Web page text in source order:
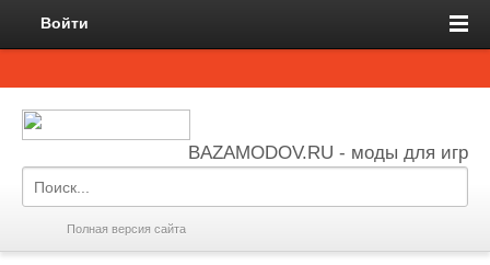
Войти
BAZAMODOV.RU - моды для игр
Полная версия сайта